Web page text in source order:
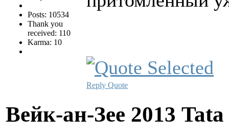
Posts: 10534
Thank you
received: 110
Karma: 10
Reply Quote
Вейк-ан-Зее 2013